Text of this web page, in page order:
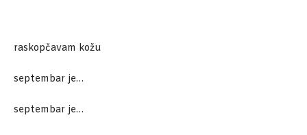
raskopčavam kožu
septembar je…
septembar je…